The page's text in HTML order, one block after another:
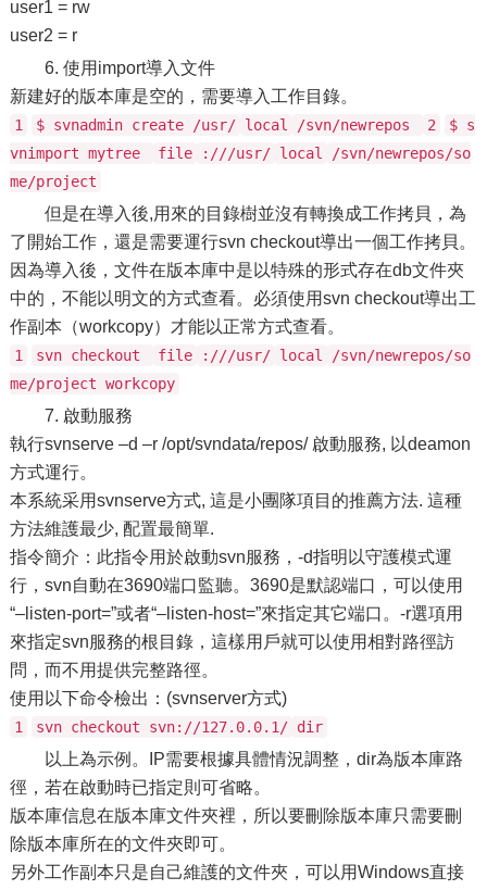
user1 = rw
user2 = r
6. 使用import導入文件
新建好的版本庫是空的，需要導入工作目錄。
1 $ svnadmin create /usr/ local /svn/newrepos 2
$ s
vnimport mytree
file :///usr/ local
/svn/newrepos/so
me/project
但是在導入後,用來的目錄樹並沒有轉換成工作拷貝，為
了開始工作，還是需要運行svn checkout導出一個工作拷貝。
因為導入後，文件在版本庫中是以特殊的形式存在db文件夾
中的，不能以明文的方式查看。必須使用svn checkout導出工
作副本（workcopy）才能以正常方式查看。
1 svn checkout file :///usr/ local
/svn/newrepos/so
me/project workcopy
7. 啟動服務
執行svnserve –d –r /opt/svndata/repos/ 啟動服務, 以deamon
方式運行。
本系統采用svnserve方式, 這是小團隊項目的推薦方法. 這種
方法維護最少, 配置最簡單.
指令簡介：此指令用於啟動svn服務，-d指明以守護模式運
行，svn自動在3690端口監聽。3690是默認端口，可以使用
“–listen-port=”或者“–listen-host=”來指定其它端口。-r選項用
來指定svn服務的根目錄，這樣用戶就可以使用相對路徑訪
問，而不用提供完整路徑。
使用以下命令檢出：(svnserver方式)
1 svn checkout svn://127.0.0.1/ dir
以上為示例。IP需要根據具體情況調整，dir為版本庫路
徑，若在啟動時已指定則可省略。
版本庫信息在版本庫文件夾裡，所以要刪除版本庫只需要刪
除版本庫所在的文件夾即可。
另外工作副本只是自己維護的文件夾，可以用Windows直接